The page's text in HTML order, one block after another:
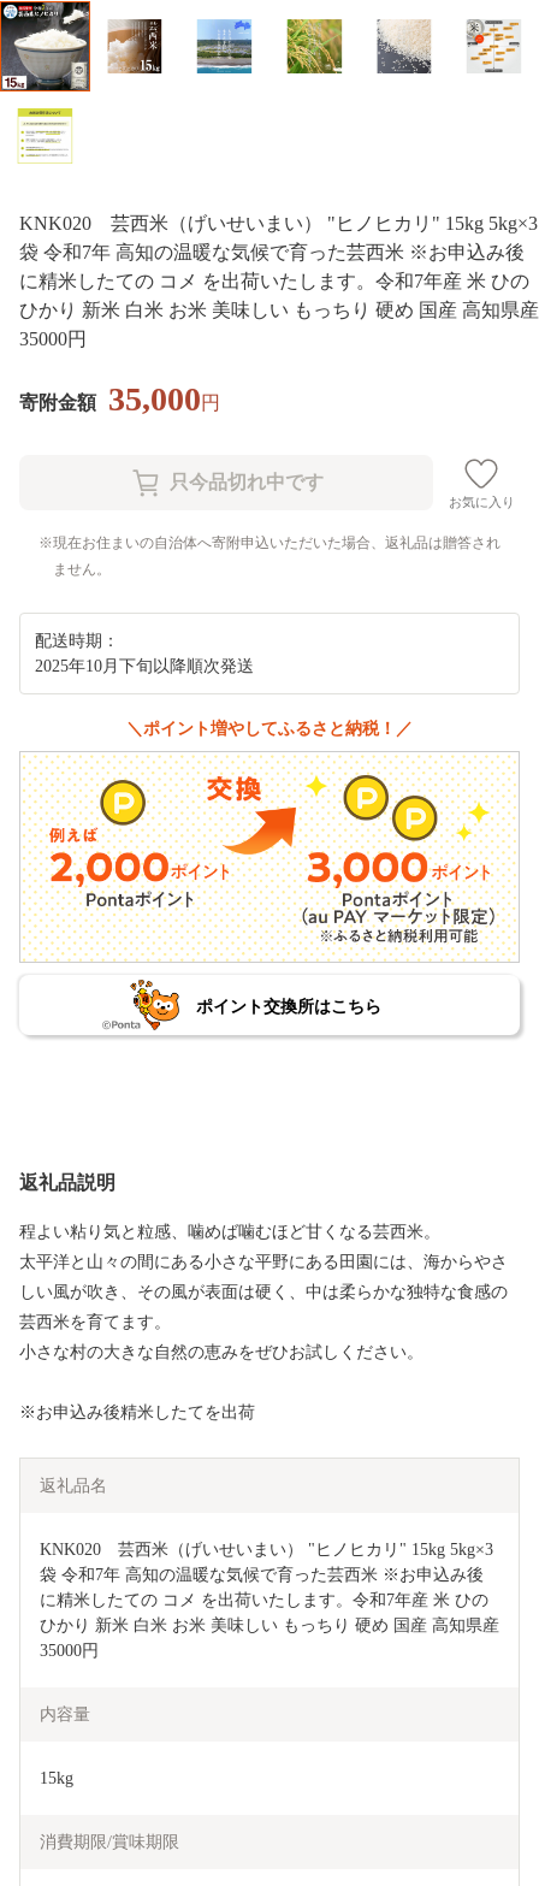
KNK020 芸西米（げいせいまい） "ヒノヒカリ" 15kg 5kg×3
袋 令和7年 高知の温暖な気候で育った芸西米 ※お申込み後
に精米したての コメ を出荷いたします。令和7年産 米 ひの
ひかり 新米 白米 お米 美味しい もっちり 硬め 国産 高知県産
35000円
寄附金額 35,000円
お気に入り
現在お住まいの自治体へ寄附申込いただいた場合、返礼品は贈答され
ません。
配送時期：
2025年10月下旬以降順次発送
＼ポイント増やしてふるさと納税！／
ポイント交換所はこちら
返礼品説明
程よい粘り気と粒感、噛めば噛むほど甘くなる芸西米。
太平洋と山々の間にある小さな平野にある田園には、海からやさ
しい風が吹き、その風が表面は硬く、中は柔らかな独特な食感の
芸西米を育てます。
小さな村の大きな自然の恵みをぜひお試しください。
※お申込み後精米したてを出荷
返礼品名
KNK020　芸西米（げいせいまい） "ヒノヒカリ" 15kg 5kg×3
袋 令和7年 高知の温暖な気候で育った芸西米 ※お申込み後
に精米したての コメ を出荷いたします。令和7年産 米 ひの
ひかり 新米 白米 お米 美味しい もっちり 硬め 国産 高知県産
35000円
内容量
15kg
消費期限/賞味期限